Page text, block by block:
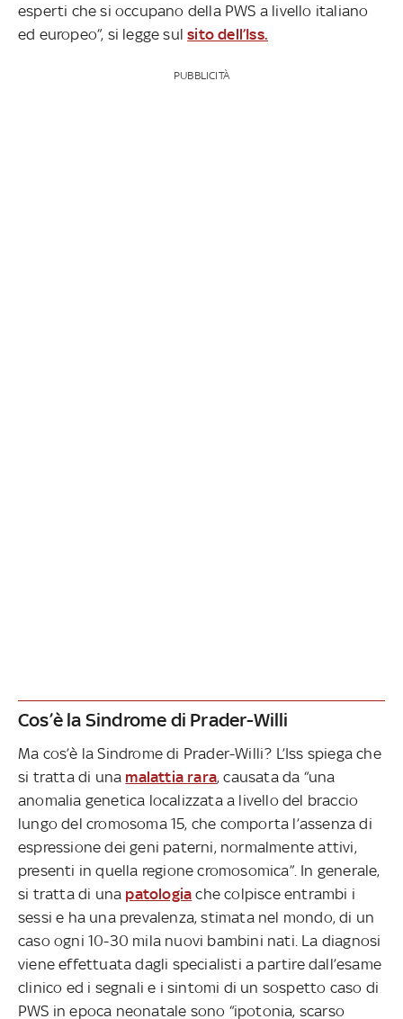
esperti che si occupano della PWS a livello italiano
ed europeo”, si legge sulsito dell’Iss.
PUBBLICITÀ
Cos’è la Sindrome di Prader-Willi
Ma cos’è la Sindrome di Prader-Willi? L’Iss spiega che
si tratta di una malattia rara, causata da “una
anomalia genetica localizzata a livello del braccio
lungo del cromosoma 15, che comporta l’assenza di
espressione dei geni paterni, normalmente attivi,
presenti in quella regione cromosomica”. In generale,
si tratta di una patologia che colpisce entrambi i
sessi e ha una prevalenza, stimata nel mondo, di un
caso ogni 10-30 mila nuovi bambini nati. La diagnosi
viene effettuata dagli specialisti a partire dall’esame
clinico ed i segnali e i sintomi di un sospetto caso di
PWS in epoca neonatale sono “ipotonia, scarso